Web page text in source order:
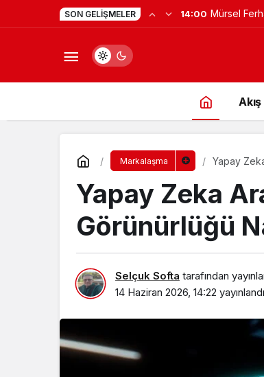
SON GELIŞMELER
Akış
Markalaşma Yapay
Yapay Zeka
Görünürlüğü
Selçuk Softa tarafından
14 Haziran 2026, 14:22 yayınlandı